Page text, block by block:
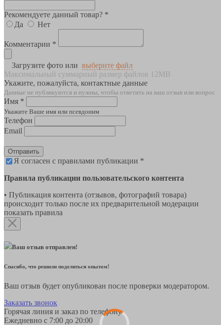
Рекомендуете данный товар? *
Да
Нет
Комментарии *
Загрузите фото или выберите файл
Максимальный суммарный размер файлов 12MB
Укажите, пожалуйста, контактные данные
Данные не публикуются и нужны, чтобы ответить на ваш отзыв или вопрос
Имя *
Укажите Ваше имя или псевдоним
Телефон
Email
Отправить
Я согласен с правилами публикации *
Правила публикации пользовательского контента
• Публикация контента (отзывов, фотографий товара)
происходит только после их предварительной модерации
показать правила
Ваш отзыв отправлен!
Спасибо, что решили поделиться опытом!
Ваш отзыв будет опубликован после проверки модератором.
Заказать звонок
Горячая линия и заказ по телефону
Ежедневно с 7:00 до 20:00